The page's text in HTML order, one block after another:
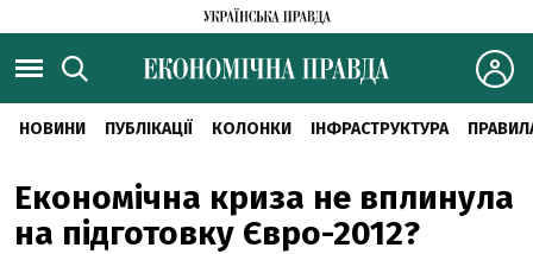
НОВИНИ ПУБЛІКАЦІЇ КОЛОНКИ ІНФРАСТРУКТУРА
Економічна криза не вплинула
на підготовку Євро-2012?